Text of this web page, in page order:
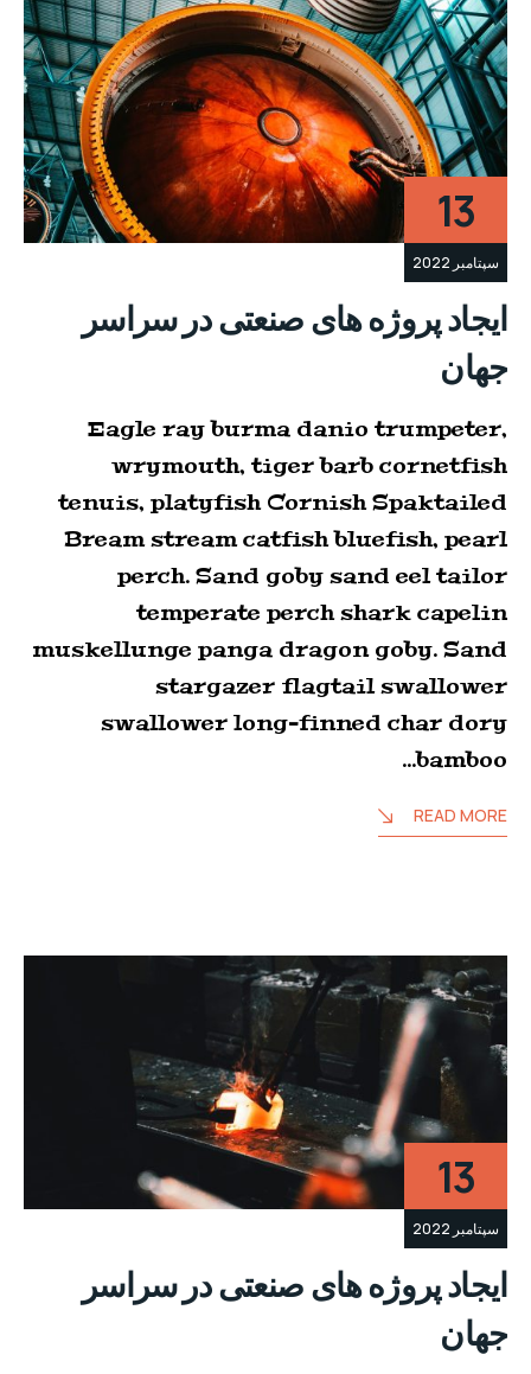
13
سپتامبر 2022
ایجاد پروژه های صنعتی در سراسر
جهان
Eagle ray burma danio trumpeter,
wrymouth, tiger barb cornetfish
tenuis, platyfish Cornish Spaktailed
Bream stream catfish bluefish, pearl
perch. Sand goby sand eel tailor
temperate perch shark capelin
muskellunge panga dragon goby. Sand
stargazer flagtail swallower
swallower long-finned char dory
bamboo…
READ MORE
13
سپتامبر 2022
ایجاد پروژه های صنعتی در سراسر
جهان